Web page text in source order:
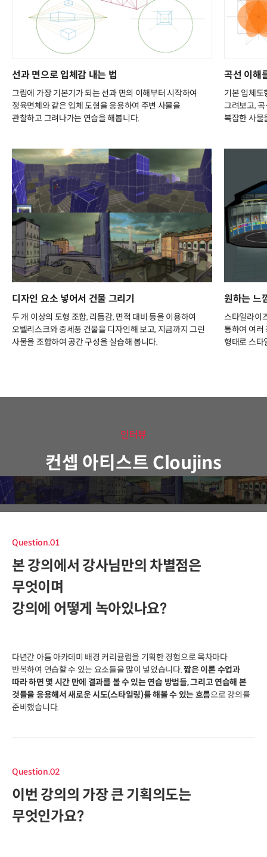
선과 면으로 입체감 내는 법
그림에 가장 기본기가 되는 선과 면의 이해부터 시작하여
정육면체와 같은 입체 도형을 응용하여 주변 사물을
관찰하고 그려나가는 연습을 해봅니다.
곡선 이해
기본 입체도
그려보고,
복잡한 사물
디자인 요소 넣어서 건물 그리기
두 개 이상의 도형 조합, 리듬감, 면적 대비 등을 이용하여
오벨리스크와 중세풍 건물을 디자인해 보고, 지금까지 그린
사물을 조합하여 공간 구성을 실습해 봅니다.
원하는 느
스타일라이
통하여 여러
형태로 스타
인터뷰
컨셉 아티스트 Cloujins
Question.01
본 강의에서 강사님만의 차별점은
무엇이며
강의에 어떻게 녹아있나요?
다년간 아틈 아카데미 배경 커리큘럼을 기획한 경험으로 목차마다
반복하여 연습할 수 있는 요소들을 많이 넣었습니다.짧은 이론 수업과
따라 하면 몇 시간 만에 결과를 볼 수 있는 연습 방법들, 그리고 연습해 본
것들을 응용해서 새로운 시도(스타일링)를 해볼 수 있는 흐름으로 강의를
준비했습니다.
Question.02
이번 강의의 가장 큰 기획의도는
무엇인가요?